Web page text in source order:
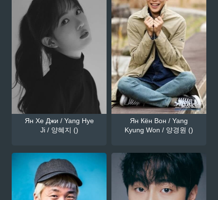
Ян Хе Джи / Yang Hye
Ji / 양혜지 ()
Ян Кён Вон / Yang
Kyung Won / 양경원 ()